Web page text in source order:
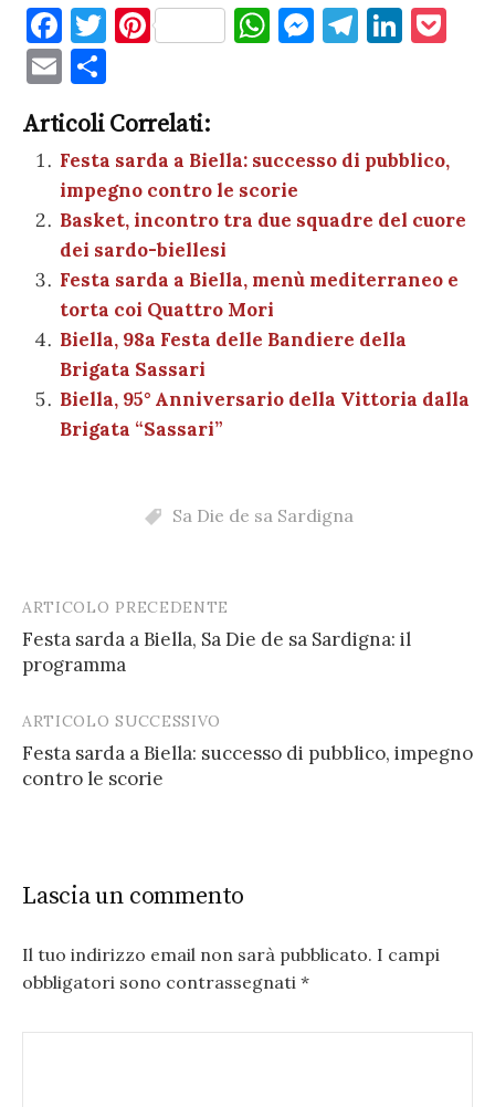
F
a
c
e
b
o
o
k
T
te
r
Pi
es
t
W
A
p
p
M
g
er
T
a
m
Li
dI
n
et
E
m
ai
l
n
di
vi
di
Articoli Correlati:
Festa sarda a Biella: successo di pubblico,
impegno contro le scorie
Basket, incontro tra due squadre del cuore
dei sardo-biellesi
Festa sarda a Biella, menù mediterraneo e
torta coi Quattro Mori
Biella, 98a Festa delle Bandiere della
Brigata Sassari
Biella, 95° Anniversario della Vittoria dalla
Brigata “Sassari”
Sa Die de sa Sardigna
Post
navigation
ARTICOLO PRECEDENTE
Festa sarda a Biella, Sa Die de sa Sardigna: il
programma
ARTICOLO SUCCESSIVO
Festa sarda a Biella: successo di pubblico, impegno
contro le scorie
Lascia un commento
Il tuo indirizzo email non sarà pubblicato. I campi
obbligatori sono contrassegnati *